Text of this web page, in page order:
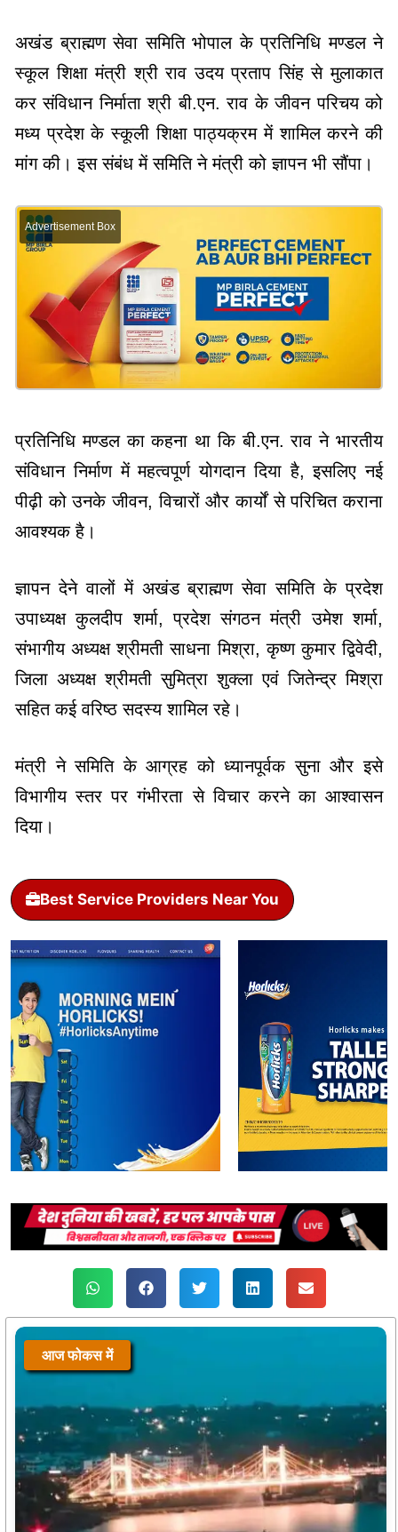
अखंड ब्राह्मण सेवा समिति भोपाल के प्रतिनिधि मण्डल ने
स्कूल शिक्षा मंत्री श्री राव उदय प्रताप सिंह से मुलाकात
कर संविधान निर्माता श्री बी.एन. राव के जीवन परिचय को
मध्य प्रदेश के स्कूली शिक्षा पाठ्यक्रम में शामिल करने की
मांग की। इस संबंध में समिति ने मंत्री को ज्ञापन भी सौंपा।
Advertisement Box
प्रतिनिधि मण्डल का कहना था कि बी.एन. राव ने भारतीय
संविधान निर्माण में महत्वपूर्ण योगदान दिया है, इसलिए नई
पीढ़ी को उनके जीवन, विचारों और कार्यों से परिचित कराना
आवश्यक है।
ज्ञापन देने वालों में अखंड ब्राह्मण सेवा समिति के प्रदेश
उपाध्यक्ष कुलदीप शर्मा, प्रदेश संगठन मंत्री उमेश शर्मा,
संभागीय अध्यक्ष श्रीमती साधना मिश्रा, कृष्ण कुमार द्विवेदी,
जिला अध्यक्ष श्रीमती सुमित्रा शुक्ला एवं जितेन्द्र मिश्रा
सहित कई वरिष्ठ सदस्य शामिल रहे।
मंत्री ने समिति के आग्रह को ध्यानपूर्वक सुना और इसे
विभागीय स्तर पर गंभीरता से विचार करने का आश्वासन
दिया।
Best Service Providers Near You
आज फोकस में